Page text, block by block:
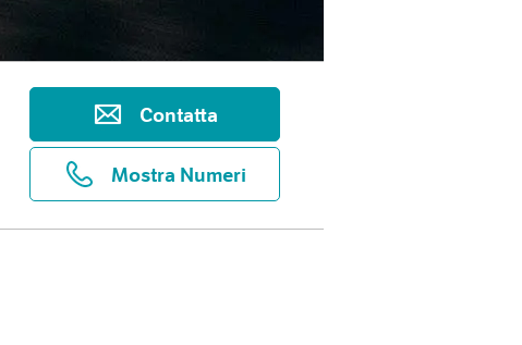
Contatta
Mostra Numeri